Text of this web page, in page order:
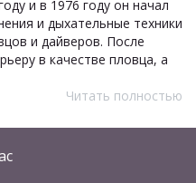
и в 1976 году он начал
и дыхательные техники
и дайверов. После
в качестве пловца, а
Читать полностью